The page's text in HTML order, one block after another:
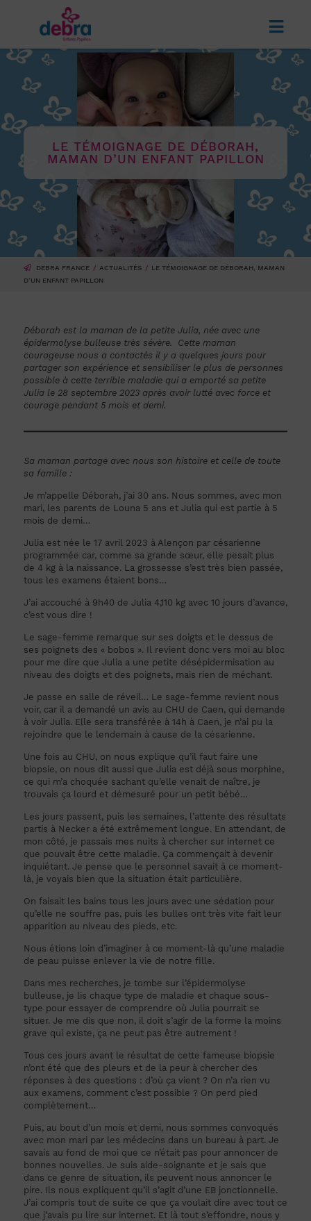
LE TÉMOIGNAGE DE DÉBORAH,
MAMAN D’UN ENFANT PAPILLON
DEBRA FRANCE ACTUALITÉS
LE TÉMOIGNAGE DE DÉBORAH, MAMAN
D’UN ENFANT PAPILLON
Déborah est la maman de la petite Julia, née avec une
épidermolyse bulleuse très sévère. Cette maman
courageuse nous a contactés il y a quelques jours pour
partager son expérience et sensibiliser le plus de personnes
possible à cette terrible maladie qui a emporté sa petite
Julia le 28 septembre 2023 après avoir lutté avec force et
courage pendant 5 mois et demi.
Sa maman partage avec nous son histoire et celle de toute
sa famille :
Je m’appelle Déborah, j’ai 30 ans. Nous sommes, avec mon
mari, les parents de Louna 5 ans et Julia qui est partie à 5
mois de demi…
Julia est née le 17 avril 2023 à Alençon par césarienne
programmée car, comme sa grande sœur, elle pesait plus
de 4 kg à la naissance. La grossesse s’est très bien passée,
tous les examens étaient bons…
J’ai accouché à 9h40 de Julia 4,110 kg avec 10 jours d’avance,
c’est vous dire !
Le sage-femme remarque sur ses doigts et le dessus de
ses poignets des « bobos ». Il revient donc vers moi au bloc
pour me dire que Julia a une petite désépidermisation au
niveau des doigts et des poignets, mais rien de méchant.
Je passe en salle de réveil… Le sage-femme revient nous
voir, car il a demandé un avis au CHU de Caen, qui demande
à voir Julia. Elle sera transférée à 14h à Caen, je n’ai pu la
rejoindre que le lendemain à cause de la césarienne.
Une fois au CHU, on nous explique qu’il faut faire une
biopsie, on nous dit aussi que Julia est déjà sous morphine,
ce qui m’a choquée sachant qu’elle venait de naître, je
trouvais ça lourd et démesuré pour un petit bébé…
Les jours passent, puis les semaines, l’attente des résultats
partis à Necker a été extrêmement longue. En attendant, de
mon côté, je passais mes nuits à chercher sur internet ce
que pouvait être cette maladie. Ça commençait à devenir
inquiétant. Je pense que le personnel savait à ce moment-
là, je voyais bien que la situation était particulière.
On faisait les bains tous les jours avec une sédation pour
qu’elle ne souffre pas, puis les bulles ont très vite fait leur
apparition au niveau des pieds, etc.
Nous étions loin d’imaginer à ce moment-là qu’une maladie
de peau puisse enlever la vie de notre fille.
Dans mes recherches, je tombe sur l’épidermolyse
bulleuse, je lis chaque type de maladie et chaque sous-
type pour essayer de comprendre où Julia pourrait se
situer. Je me dis que non, il doit s’agir de la forme la moins
grave qui existe, ça ne peut pas être autrement !
Tous ces jours avant le résultat de cette fameuse biopsie
n’ont été que des pleurs et de la peur à chercher des
réponses à des questions : d’où ça vient ? On n’a rien vu
aux examens, comment c’est possible ? On perd pied
complètement…
Puis, au bout d’un mois et demi, nous sommes convoqués
avec mon mari par les médecins dans un bureau à part. Je
savais au fond de moi que ce n’était pas pour annoncer de
bonnes nouvelles. Je suis aide-soignante et je sais que
dans ce genre de situation, ils peuvent nous annoncer le
pire. Ils nous expliquent qu’il s’agit d’une EB jonctionnelle.
J’ai compris tout de suite ce que ça voulait dire avec tout ce
que j’avais pu lire sur internet. Et là tout s’effondre, nous y